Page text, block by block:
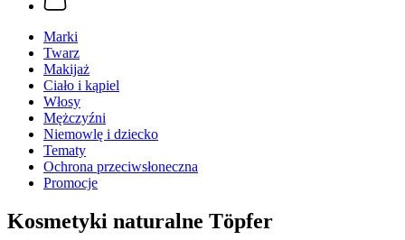
Marki
Twarz
Makijaż
Ciało i kąpiel
Włosy
Mężczyźni
Niemowlę i dziecko
Tematy
Ochrona przeciwsłoneczna
Promocje
Kosmetyki naturalne Töpfer